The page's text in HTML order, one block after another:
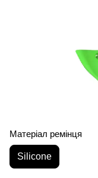
Матеріал ремінця
Silicone